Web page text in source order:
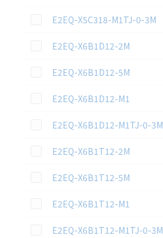
この資料を選択
E2EQ-X5C318-M1TJ-0-3M
この資料を選択
E2EQ-X6B1D12-2M
この資料を選択
E2EQ-X6B1D12-5M
この資料を選択
E2EQ-X6B1D12-M1
この資料を選択
E2EQ-X6B1D12-M1TJ-0-3M
この資料を選択
E2EQ-X6B1T12-2M
この資料を選択
E2EQ-X6B1T12-5M
この資料を選択
E2EQ-X6B1T12-M1
この資料を選択
E2EQ-X6B1T12-M1TJ-0-3M